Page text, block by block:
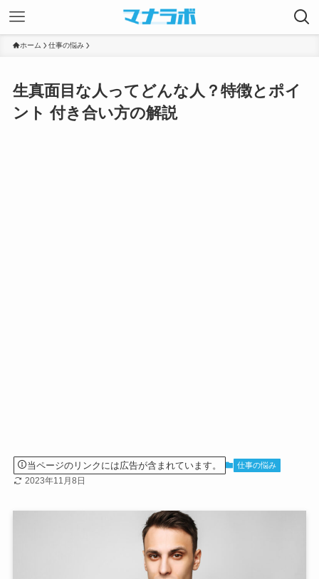
ホーム 仕事の悩み
生真面目な人ってどんな人？特徴とポイ
ント 付き合い方の解説
当ページのリンクには広告が含まれています。 仕事の悩み
2023年11月8日